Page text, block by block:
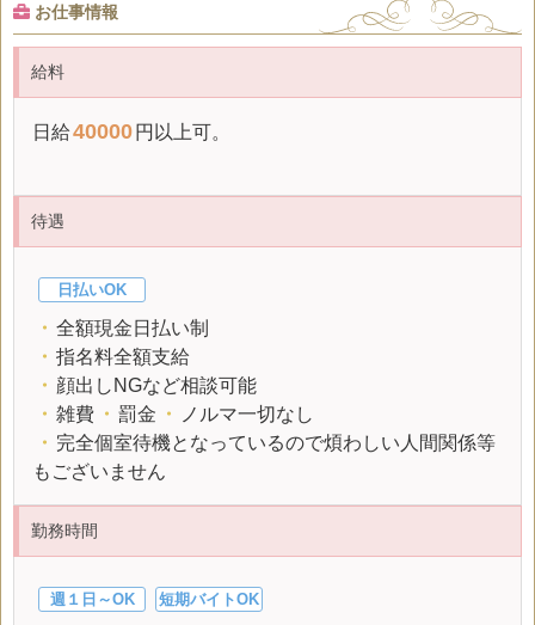
お仕事情報
給料
日給40000 円以上可。
待遇
日払いOK
・ 全額現金日払い制
・ 指名料全額支給
・ 顔出しNGなど相談可能
・ 雑費 ・ 罰金 ・
ノルマ一切なし
・ 完全個室待機となっているので煩わしい人間関係等
もございません
勤務時間
週１日～OK 短期バイトOK